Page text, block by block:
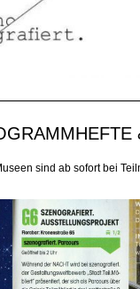
sind ab sofort bei